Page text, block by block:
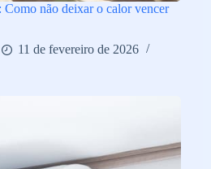
não deixar o calor vencer
11 de fevereiro de 2026